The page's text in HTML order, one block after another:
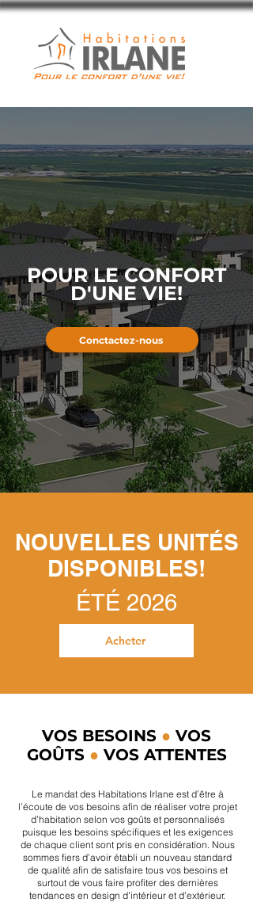
POUR LE CONFORT
D'UNE VIE!
Conctactez-nous
NOUVELLES UNITÉS
DISPONIBLES!
ÉTÉ 2026
Acheter
VOS BESOINS ● VOS
GOÛTS ● VOS ATTENTES
Le mandat des Habitations Irlane est d’être à
l’écoute de vos besoins afin de réaliser votre projet
d’habitation selon vos goûts et personnalisés
puisque les besoins spécifiques et les exigences
de chaque client sont pris en considération. Nous
sommes fiers d’avoir établi un nouveau standard
de qualité afin de satisfaire tous vos besoins et
surtout de vous faire profiter des dernières
tendances en design d'intérieur et d'extérieur.